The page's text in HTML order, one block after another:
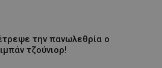
την πανωλεθρία ο
τζούνιορ!